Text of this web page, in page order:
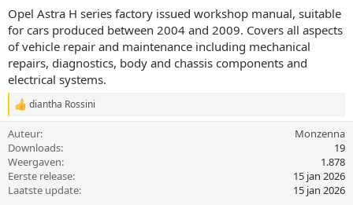
Opel Astra H series factory issued workshop manual, suitable
for cars produced between 2004 and 2009. Covers all aspects
of vehicle repair and maintenance including mechanical
repairs, diagnostics, body and chassis components and
electrical systems.
W
a
a
r
d
e
i
diantha Rossini
Auteur
Monzenna
Downloads
19
Weergaven
1.878
Eerste release
15 jan 2026
Laatste update
15 jan 2026